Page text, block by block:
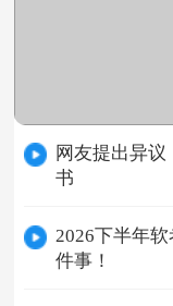
网友提出异
书
2026下半年
件事！